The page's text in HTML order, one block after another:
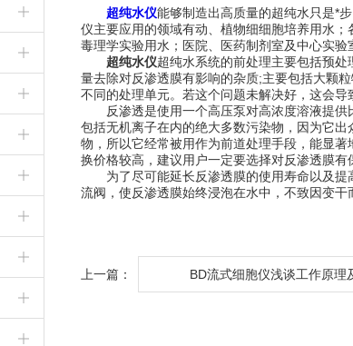
超纯水仪能够制造出高质量的超纯水只是*
仪主要应用的领域有动、植物细细胞培养用水
毒理学实验用水；医院、医药制剂室及中心实
超纯水仪超纯水系统的前处理主要包括预
量去除对反渗透膜有影响的杂质;主要包括大颗
不同的处理单元。若这个问题未解决好，这会
反渗透是使用一个高压泵对高浓度溶液提供
包括无机离子在内的绝大多数污染物，因为它
物，所以它经常被用作为前道处理手段，能显
换价格较高，建议用户一定要选择对反渗透膜有
为了尽可能延长反渗透膜的使用寿命以及提
流阀，使反渗透膜始终浸泡在水中，不致因变
上一篇： BD流式细胞仪浅谈工作原理